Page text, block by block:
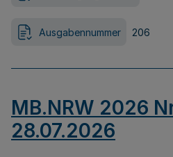
Ausgabennummer 206
MB.NRW 2026
28.07.2026